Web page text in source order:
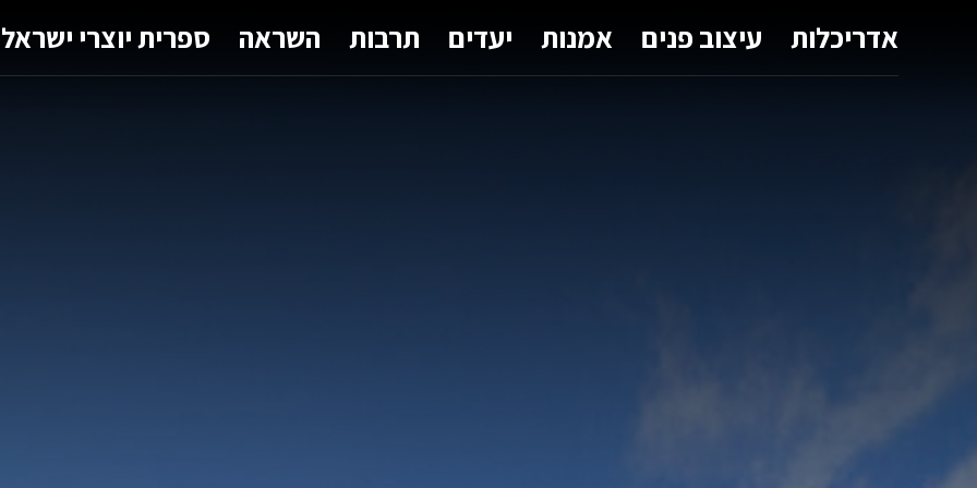
אדריכלות עיצוב פנים אמנות יעדים תרבות השראה ספרית יוצרי ישראל